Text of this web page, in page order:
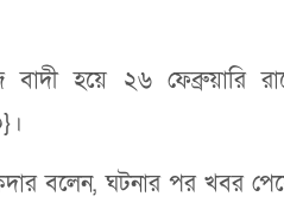
হয়ে ২৬ ফেব্রুয়ারি
বলেন, ঘটনার পর খবর